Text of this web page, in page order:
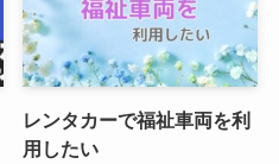
レンタカーで福祉車両を利
用したい